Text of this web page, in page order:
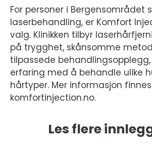
For personer i Bergensområdet
laserbehandling, er Komfort
valg. Klinikken tilbyr
på trygghet, skånsomme
tilpassede
erfaring med å behandle ulike
hårtyper. Mer informasjon
komfortinjection.no.
Les flere